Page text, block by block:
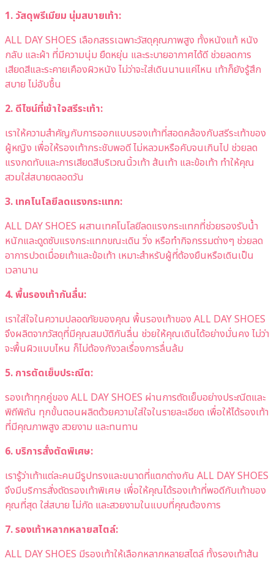
1. วัสดุพรีเมียม นุ่มสบายเท้า:
ALL DAY SHOES เลือกสรรเฉพาะวัสดุคุณภาพสูง ทั้งหนังแท้ หนัง
กลับ และผ้า ที่มีความนุ่ม ยืดหยุ่น และระบายอากาศได้ดี ช่วยลดการ
เสียดสีและระคายเคืองผิวหนัง ไม่ว่าจะใส่เดินนานแค่ไหน เท้าก็ยังรู้สึก
สบาย ไม่อับชื้น
2. ดีไซน์ที่เข้าใจสรีระเท้า:
เราให้ความสำคัญกับการออกแบบรองเท้าที่สอดคล้องกับสรีระเท้าของ
ผู้หญิง เพื่อให้รองเท้ากระชับพอดี ไม่หลวมหรือคับจนเกินไป ช่วยลด
แรงกดทับและการเสียดสีบริเวณนิ้วเท้า ส้นเท้า และข้อเท้า ทำให้คุณ
สวมใส่สบายตลอดวัน
3. เทคโนโลยีลดแรงกระแทก:
ALL DAY SHOES ผสานเทคโนโลยีลดแรงกระแทกที่ช่วยรองรับน้ำ
หนักและดูดซับแรงกระแทกขณะเดิน วิ่ง หรือทำกิจกรรมต่างๆ ช่วยลด
อาการปวดเมื่อยเท้าและข้อเท้า เหมาะสำหรับผู้ที่ต้องยืนหรือเดินเป็น
เวลานาน
4. พื้นรองเท้ากันลื่น:
เราใส่ใจในความปลอดภัยของคุณ พื้นรองเท้าของ ALL DAY SHOES
จึงผลิตจากวัสดุที่มีคุณสมบัติกันลื่น ช่วยให้คุณเดินได้อย่างมั่นคง ไม่ว่า
จะพื้นผิวแบบไหน ก็ไม่ต้องกังวลเรื่องการลื่นล้ม
5. การตัดเย็บประณีต:
รองเท้าทุกคู่ของ ALL DAY SHOES ผ่านการตัดเย็บอย่างประณีตและ
พิถีพิถัน ทุกขั้นตอนผลิตด้วยความใส่ใจในรายละเอียด เพื่อให้ได้รองเท้า
ที่มีคุณภาพสูง สวยงาม และทนทาน
6. บริการสั่งตัดพิเศษ:
เรารู้ว่าเท้าแต่ละคนมีรูปทรงและขนาดที่แตกต่างกัน ALL DAY SHOES
จึงมีบริการสั่งตัดรองเท้าพิเศษ เพื่อให้คุณได้รองเท้าที่พอดีกับเท้าของ
คุณที่สุด ใส่สบาย ไม่กัด และสวยงามในแบบที่คุณต้องการ
7. รองเท้าหลากหลายสไตล์:
ALL DAY SHOES มีรองเท้าให้เลือกหลากหลายสไตล์ ทั้งรองเท้าส้น